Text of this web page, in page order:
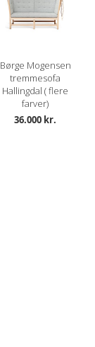
Børge Mogensen
tremmesofa
Hallingdal ( flere
farver)
36.000 kr.